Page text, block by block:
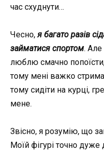
час схуднути…
Чесно, я багато разів
займатися спортом.
люблю смачно
тому мені важко
тому сидіти на курці,
мене.
Звісно, я розумію, що
Моїй фігурі точно